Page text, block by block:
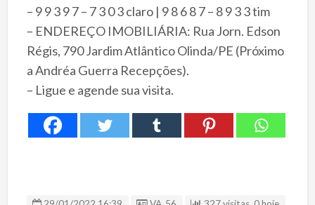
– 9 9 3 9 7 – 7 3 0 3 claro | 9 8 6 8 7 – 8 9 3 3 tim
– ENDEREÇO IMOBILIÁRIA: Rua Jorn. Edson
Régis, 790 Jardim Atlântico Olinda/PE (Próximo
a Andréa Guerra Recepções).
– Ligue e agende sua visita.
ID Anúncio